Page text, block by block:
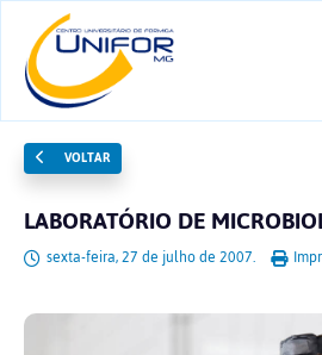
VOLTAR
LABORATÓRIO DE
sexta-feira, 27 de julho de 2007.